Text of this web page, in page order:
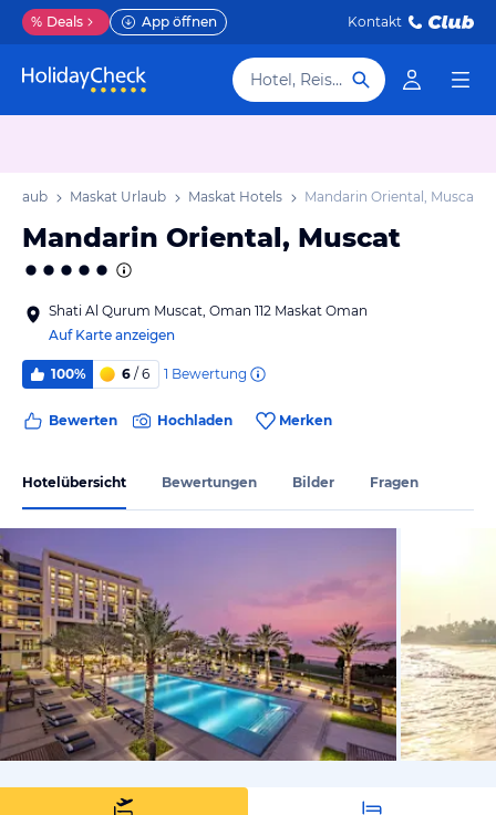
% Deals App öffnen Kontakt
Hotel, Reiseziel
Urlaub Maskat Urlaub Maskat Hotels Mandarin Oriental, Muscat
Mandarin Oriental, Muscat
Shati Al Qurum Muscat, Oman 112 Maskat Oman
Auf Karte anzeigen
100% 6 / 6 1 Bewertung
Bewerten Hochladen Merken
Hotelübersicht Bewertungen Bilder Fragen
von